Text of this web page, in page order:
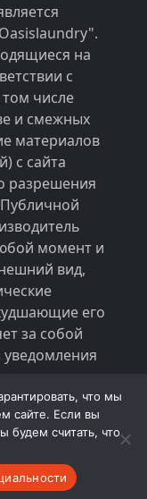
на
с
числе
и смежных
материалов
с сайта
разрешения
момент и
вид,
его
за собой
и
что мы
сайте. Если вы
будем считать, что